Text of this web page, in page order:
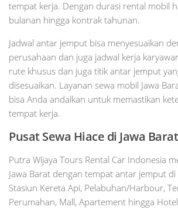
tempat kerja. Dengan durasi rental mobil
bulanan hingga kontrak tahunan.
Jadwal antar jemput bisa menyesuaikan
perusahaan dan juga jadwal kerja
rute khusus dan juga titik antar jemput
disesuaikan. Layanan sewa mobil Jawa
bisa Anda andalkan untuk memastikan
tempat kerja.
Pusat Sewa Hiace di Jawa Barat
Putra Wijaya Tours Rental Car Indonesia
Jawa Barat dengan tempat antar jemput
Stasiun Kereta Api, Pelabuhan/Harbour,
Perumahan, Mall, Apartement hingga